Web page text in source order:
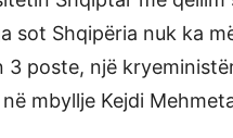
sot Shqipëria nuk ka
poste, një
mbyllje Kejdi